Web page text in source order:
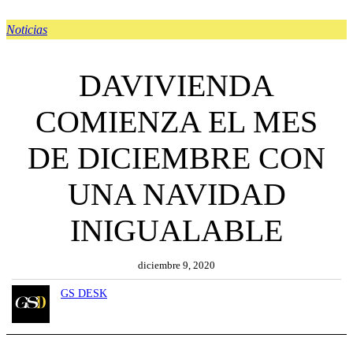
Noticias
DAVIVIENDA
COMIENZA EL MES
DE DICIEMBRE CON
UNA NAVIDAD
INIGUALABLE
diciembre 9, 2020
GS DESK